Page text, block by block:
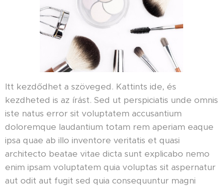
Itt kezdődhet a szöveged. Kattints ide, és
kezdheted is az írást. Sed ut perspiciatis unde omnis
iste natus error sit voluptatem accusantium
doloremque laudantium totam rem aperiam eaque
ipsa quae ab illo inventore veritatis et quasi
architecto beatae vitae dicta sunt explicabo nemo
enim ipsam voluptatem quia voluptas sit aspernatur
aut odit aut fugit sed quia consequuntur magni